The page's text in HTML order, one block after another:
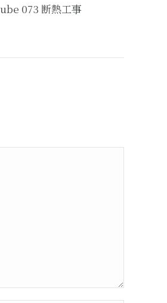
073 断熱工事